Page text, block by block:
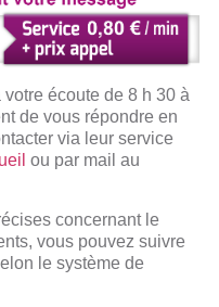
écoute de 8 h 30 à
de vous répondre en
via leur service
ou par mail au
concernant le
vous pouvez suivre
le système de